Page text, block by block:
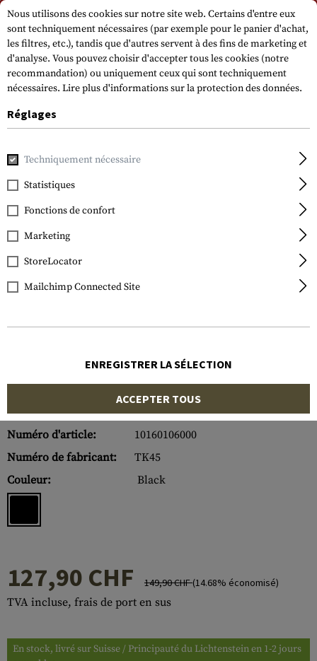
Veuillez noter que les délais de livraison peuvent varier en raison d'un jour
férié sur 15.08.2026.
Accueil Terrain et survie
Fenix
TK45 XP-G R5
Numéro d'article:
10160106000
Numéro de fabricant:
TK45
Couleur:
Black
127,90 CHF 149,90 CHF(14.68% économisé)
TVA incluse, frais de port en sus
En stock, livré sur Suisse / Principauté du Lichtenstein en 1-2 jours
Nous utilisons des cookies sur notre site web. Certains d'entre eux
sont techniquement nécessaires (par exemple pour le panier d'achat,
les filtres, etc.), tandis que d'autres servent à des fins de marketing et
d'analyse. Vous pouvez choisir d'accepter tous les cookies (notre
recommandation) ou uniquement ceux qui sont techniquement
nécessaires. Lire plus d'informations sur la protection des données.
Réglages
Techniquement nécessaire
Statistiques
Fonctions de confort
Marketing
StoreLocator
Mailchimp Connected Site
ENREGISTRER LA SÉLECTION
ACCEPTER TOUS